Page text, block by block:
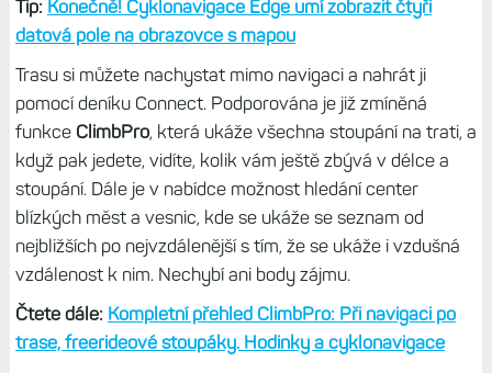
Díky dotyku se mapa ovládá naprosto parádně, můžete
pohybovat prstem jako na mobilu, měnit snadno měřítko
apod. Další výhoda oproti Edge 540.Pod mapou pak
můžete mít až čtyři datová pole,ale když zapnete
navigaci, už nezbude místo na výškový profil trasy; to je
ale stejné jako u Edge 1040. A ten já mám zapnutý při
navigaci automaticky, protože mi nahrazuje samostatnou
obrazovku ClimbPro (tu používám spíše výjimečně), takže
používám pod mapou standardně jen dvě datová pole.
Konečně! Cyklonavigace Edge umí zobrazit čtyři
datová pole na obrazovce s mapou
Trasu si můžete nachystat mimo navigaci a nahrát ji